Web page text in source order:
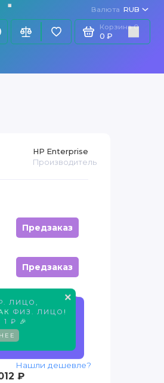
Валюта RUB
Корзина 0
0 ₽
×
ЛИЦО
ФИЗ. ЛИЦО !
1 ₽ 🎉
HP Enterprise
Производитель
Предзаказ
Предзаказ
Предзаказ
₽
Нашли дешевле?